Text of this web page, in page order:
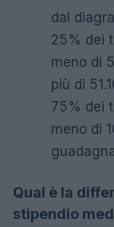
dal
25% dei
meno di
più di
75% dei
meno di
Qual è la
stipendio